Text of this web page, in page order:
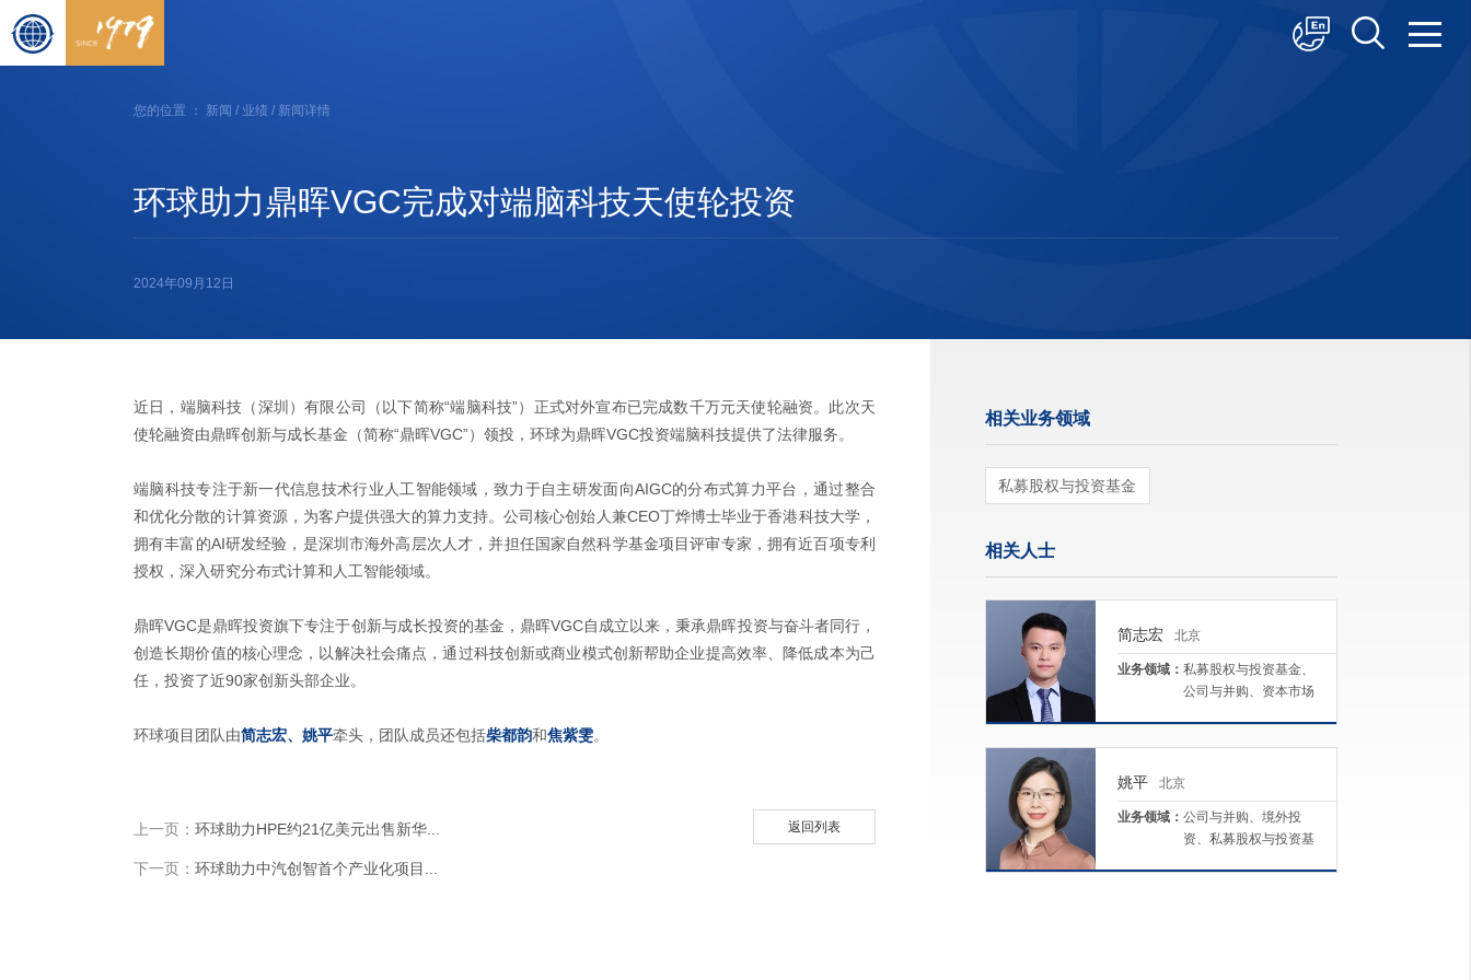
您的位置 ： 新闻 / 业绩 / 新闻详情
环球助力鼎晖VGC完成对端脑科技天使轮投资
2024年09月12日
近日，端脑科技（深圳）有限公司（以下简称“端脑科技”）正式对外宣布已完成数千万元天使轮融资。此次天
使轮融资由鼎晖创新与成长基金（简称“鼎晖VGC”）领投，环球为鼎晖VGC投资端脑科技提供了法律服务。
端脑科技专注于新一代信息技术行业人工智能领域，致力于自主研发面向AIGC的分布式算力平台，通过整合
和优化分散的计算资源，为客户提供强大的算力支持。公司核心创始人兼CEO丁烨博士毕业于香港科技大学，
拥有丰富的AI研发经验，是深圳市海外高层次人才，并担任国家自然科学基金项目评审专家，拥有近百项专利
授权，深入研究分布式计算和人工智能领域。
鼎晖VGC是鼎晖投资旗下专注于创新与成长投资的基金，鼎晖VGC自成立以来，秉承鼎晖投资与奋斗者同行，
创造长期价值的核心理念，以解决社会痛点，通过科技创新或商业模式创新帮助企业提高效率、降低成本为己
任，投资了近90家创新头部企业。
环球项目团队由简志宏、姚平牵头，团队成员还包括柴都韵和焦紫雯。
上一页： 环球助力HPE约21亿美元出售新华...
下一页： 环球助力中汽创智首个产业化项目...
返回列表
相关业务领域
私募股权与投资基金
相关人士
简志宏 北京
业务领域： 私募股权与投资基金、
公司与并购、资本市场
姚平 北京
业务领域： 公司与并购、境外投
资、私募股权与投资基